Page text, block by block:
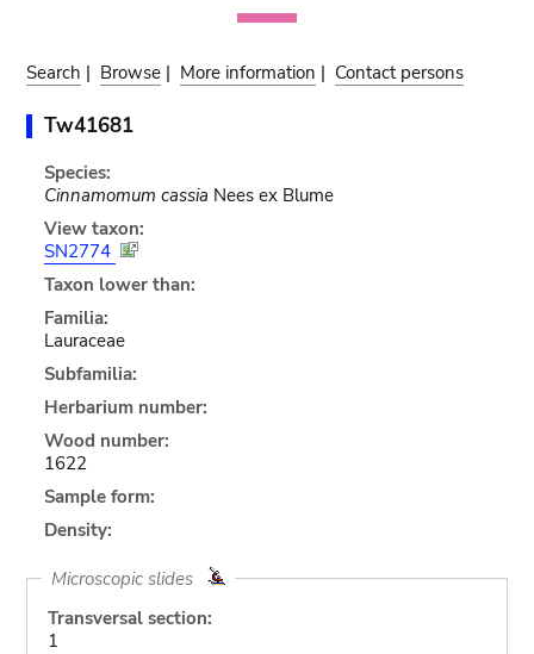
Search | Browse | More information | Contact persons
Tw41681
Species:
Cinnamomum cassia Nees ex Blume
View taxon:
SN2774
Taxon lower than:
Familia:
Lauraceae
Subfamilia:
Herbarium number:
Wood number:
1622
Sample form:
Density:
Microscopic slides
Transversal section:
1